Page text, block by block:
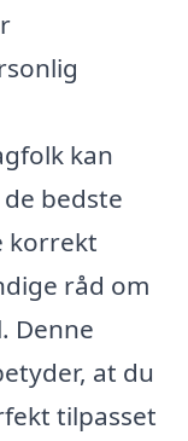
kan
bedste
korrekt
råd om
Denne
at du
tilpasset